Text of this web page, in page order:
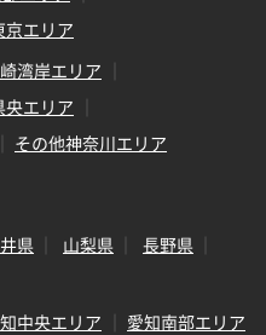
京エリア
湾岸エリア
央エリア
その他神奈川エリア
県 山梨県
長野県
中央エリア
愛知南部エリア